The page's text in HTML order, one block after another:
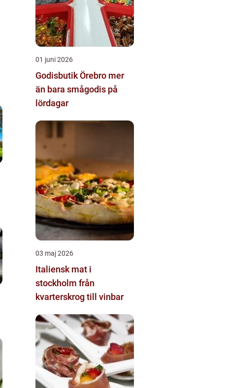
01 juni 2026
Godisbutik Örebro mer
än bara smågodis på
lördagar
03 maj 2026
Italiensk mat i
stockholm från
kvarterskrog till vinbar